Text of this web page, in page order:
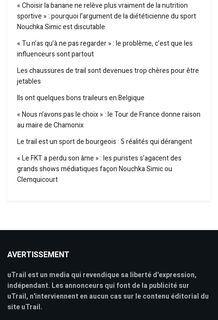
« Choisir la banane ne relève plus vraiment de la nutrition
sportive » : pourquoi l’argument de la diététicienne du sport
Nouchka Simic est discutable
« Tu n’as qu’à ne pas regarder » : le problème, c’est que les
influenceurs sont partout
Les chaussures de trail sont devenues trop chères pour être
jetables
Ils ont quelques bons traileurs en Belgique
« Nous n’avons pas le choix » : le Tour de France donne raison
au maire de Chamonix
Le trail est un sport de bourgeois : 5 réalités qui dérangent
« Le FKT a perdu son âme » : les puristes s’agacent des
grands shows médiatiques façon Nouchka Simic ou
Clemquicourt
AVERTISSEMENT
uTrail est un media qui revendique sa liberté d'expression,
indépendant. Les annonceurs qui font de la publicité sur
uTrail, n'interviennent en aucun cas sur le contenu éditorial du
site uTrail.